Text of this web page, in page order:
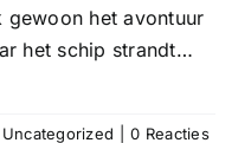
het avontuur
het schip strandt…
Uncategorized 0 Reacties